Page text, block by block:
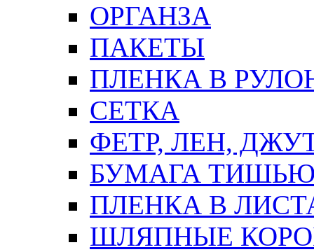
ОРГАНЗА
ПАКЕТЫ
ПЛЕНКА В
СЕТКА
ФЕТР, ЛЕН,
БУМАГА
ПЛЕНКА В
ШЛЯПНЫЕ